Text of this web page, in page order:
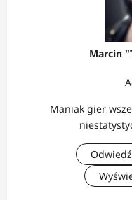
Marcin
Maniak gier